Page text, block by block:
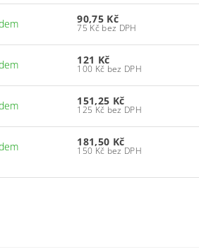
90,75 Kč
75 Kč bez DPH
121 Kč
100 Kč bez DPH
151,25 Kč
125 Kč bez DPH
181,50 Kč
150 Kč bez DPH